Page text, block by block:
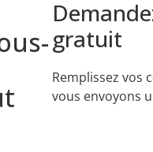
gratuit
Remplissez vos
vous envoyons